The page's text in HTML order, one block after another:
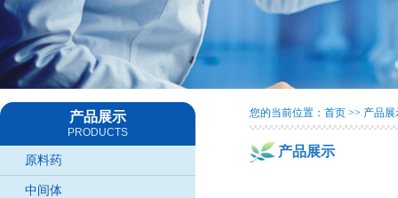
产品展示
PRODUCTS
原料药
中间体
您的当前位置：首页 >> 产品展
产品展示